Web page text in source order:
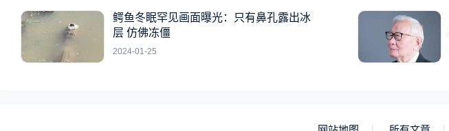
鳄鱼冬眠罕见画面曝光：只有鼻孔露出冰
层 仿佛冻僵
2024-01-25